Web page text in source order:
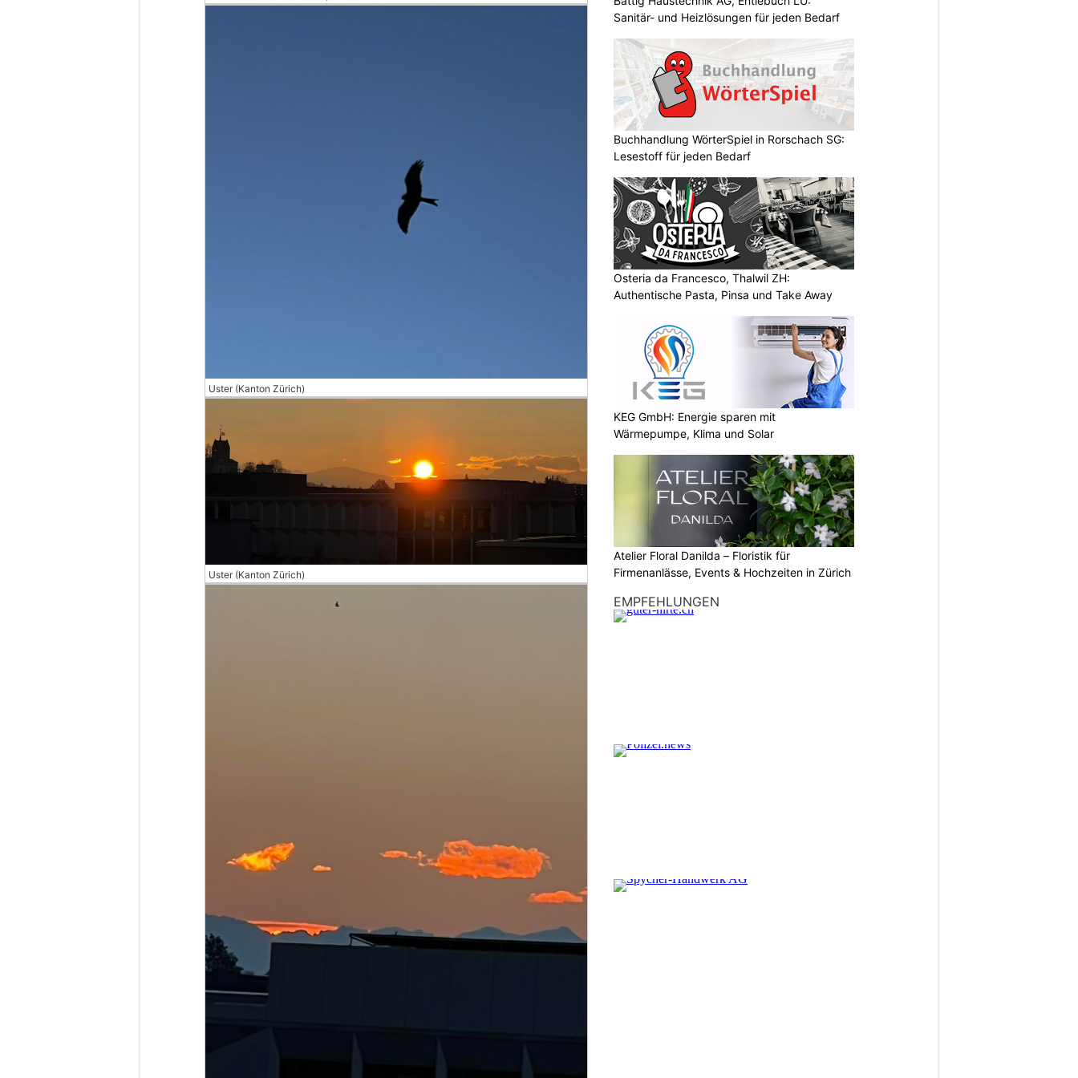
Uster (Kanton Zürich)
Uster (Kanton Zürich)
Sanitär- und Heizlösungen für jeden Bedarf
Buchhandlung WörterSpiel in Rorschach SG:
Lesestoff für jeden Bedarf
Osteria da Francesco, Thalwil ZH:
Authentische Pasta, Pinsa und Take Away
KEG GmbH: Energie sparen mit
Wärmepumpe, Klima und Solar
Atelier Floral Danilda – Floristik für
Firmenanlässe, Events & Hochzeiten in Zürich
EMPFEHLUNGEN